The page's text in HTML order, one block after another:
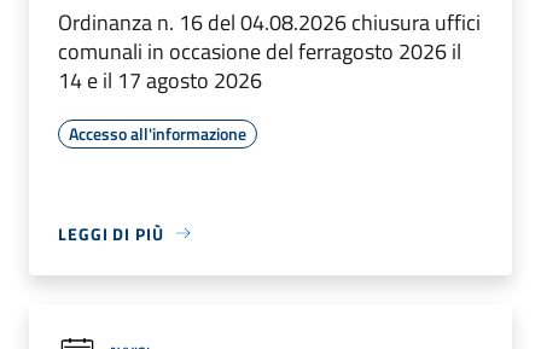
Ordinanza n. 16 del 04.08.2026 chiusura uffici
comunali in occasione del ferragosto 2026 il
14 e il 17 agosto 2026
Accesso all'informazione
LEGGI DI PIÙ